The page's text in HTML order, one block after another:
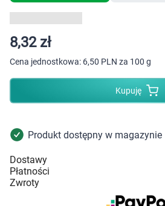
Higiena
Zabawki
8,32 zł
Cena jednostkowa: 6,50 PLN za 100 g
Kupuję
Produkt dostępny w magazynie
Dostawy
Płatności
Zwroty